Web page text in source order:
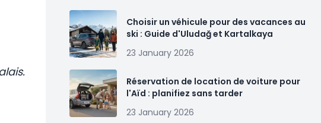
Choisir un véhicule pour des vacances au
ski : Guide d'Uludağ et Kartalkaya
23 January 2026
Réservation de location de voiture pour
l'Aïd : planifiez sans tarder
23 January 2026